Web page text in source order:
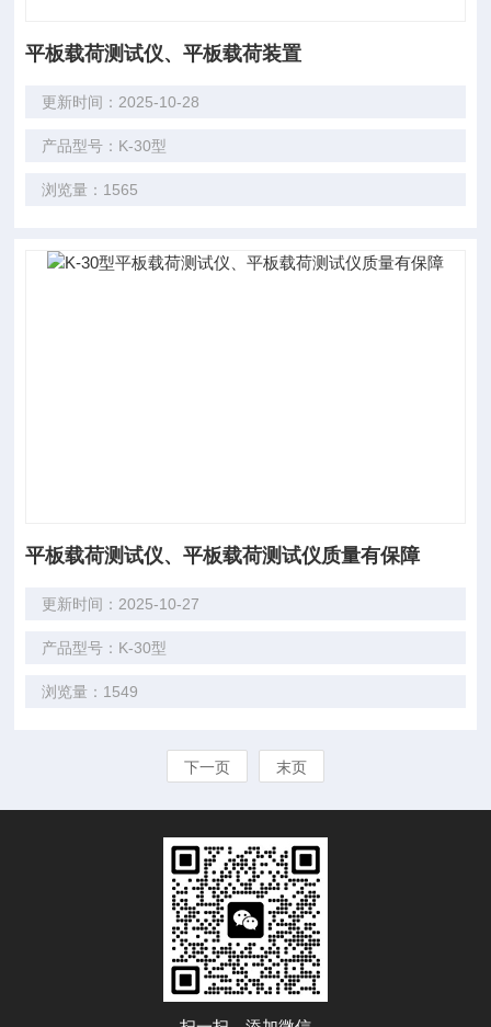
平板载荷测试仪、平板载荷装置
更新时间：2025-10-28
产品型号：K-30型
浏览量：1565
平板载荷测试仪、平板载荷测试仪质量有保障
更新时间：2025-10-27
产品型号：K-30型
浏览量：1549
下一页 末页